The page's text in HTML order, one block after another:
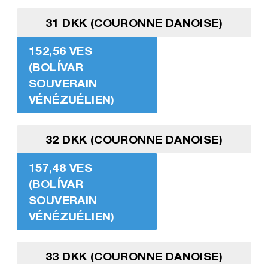
31 DKK (COURONNE DANOISE)
152,56 VES
(BOLÍVAR
SOUVERAIN
VÉNÉZUÉLIEN)
32 DKK (COURONNE DANOISE)
157,48 VES
(BOLÍVAR
SOUVERAIN
VÉNÉZUÉLIEN)
33 DKK (COURONNE DANOISE)